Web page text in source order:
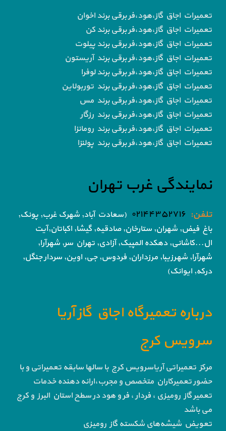
تعمیرات اجاق گاز،هود،فر برقی برند اخوان
تعمیرات اجاق گاز،هود،فر برقی برند کن
تعمیرات اجاق گاز،هود،فر برقی برند پیلوت
تعمیرات اجاق گاز،هود،فر برقی برند آریستون
تعمیرات اجاق گاز،هود،فر برقی برند لوفرا
تعمیرات اجاق گاز،هود،فر برقی برند توربولاین
تعمیرات اجاق گاز،هود،فر برقی برند مس
تعمیرات اجاق گاز،هود،فر برقی برند رزگار
تعمیرات اجاق گاز،هود،فر برقی برند رومانزا
تعمیرات اجاق گاز،هود،فر برقی برند پولنزا
نمایندگی غرب تهران
تلفن: ۰۲۱۴۴۳۵۲۷۱۶ (سعادت آباد, شهرک غرب, پونک,
باغ فیض, شهران, ستارخان, صادقیه, گیشا, اکباتان,آیت
ال...کاشانی, دهکده المپیک, آزادی, تهران سر, شهرآرا,
شهرآرا, شهرزیبا, مرزداران, فردوس, جی, اوین, سردار جنگل,
درکه, ایوانک)
درباره تعمیرگاه اجاق گاز آریا
سرویس کرج
مرکز تعمیراتی آریاسرویس کرج با سالها سابقه تعمیراتی و با
حضور تعمیرکاران متخصص و مجرب،ارائه دهنده خدمات
تعمیر گاز رومیزی ، فردار ، فر و هود در سطح استان البرز و کرج
می باشد
تعویض شیشه‌های شکسته گاز رومیزی